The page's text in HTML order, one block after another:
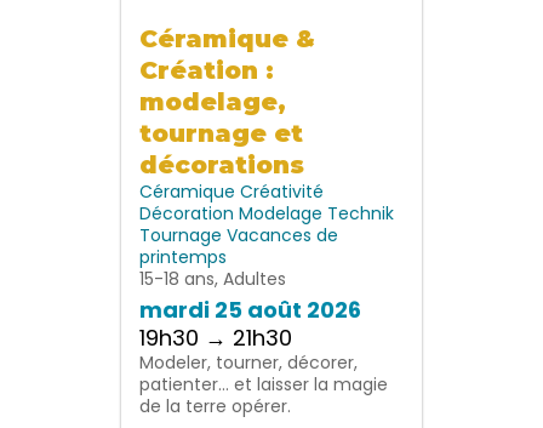
Céramique &
Création :
modelage,
tournage et
décorations
Céramique Créativité
Décoration Modelage Technik
Tournage Vacances de
printemps
15-18 ans, Adultes
mardi 25 août 2026
19h30 → 21h30
Modeler, tourner, décorer,
patienter… et laisser la magie
de la terre opérer.